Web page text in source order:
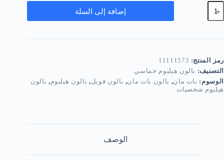
كمية
بالون
هيليوم
باتمان
إضافة إلى السلة
رمز المنتج: 11111573
التصنيف: بالون هيليوم خماسي
الوسوم: بات مان, بالون بات مان, بالون فويل, بالون هيليوم, بالون
هيليوم شخصيات
الوصف